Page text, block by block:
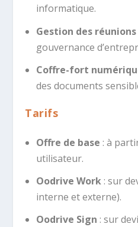
informatique.
Gestion des réunions
gouvernance
Coffre-fort
des documents
Tarifs
Offre de base : à
utilisateur.
Oodrive Work: sur
interne et externe).
Oodrive Sign : sur